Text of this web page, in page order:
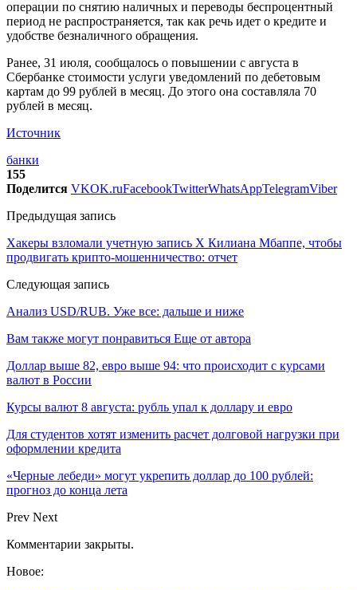
операции по снятию наличных и переводы беспроцентный
период не распространяется, так как речь идет о кредите и
удобстве безналичного обращения.
Ранее, 31 июля, сообщалось о повышении с августа в
Сбербанке стоимости услуги уведомлений по дебетовым
картам до 99 рублей в месяц. До этого она составляла 70
рублей в месяц.
Источник
банки
155
Поделится VKOK.ruFacebookTwitterWhatsAppTelegramViber
Предыдущая запись
Хакеры взломали учетную запись X Килиана Мбаппе, чтобы
продвигать крипто-мошенничество: отчет
Следующая запись
Анализ USD/RUB. Уже все: дальше и ниже
Вам также могут понравиться Еще от автора
Доллар выше 82, евро выше 94: что происходит с курсами
валют в России
Курсы валют 8 августа: рубль упал к доллару и евро
Для студентов хотят изменить расчет долговой нагрузки при
оформлении кредита
«Черные лебеди» могут укрепить доллар до 100 рублей:
прогноз до конца лета
Prev Next
Комментарии закрыты.
Новое: